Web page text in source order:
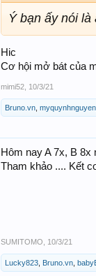
Ý bạn ấy nói
Hic
Cơ hội mở bát của
mimi52 10/3/21
Bruno.vn myquynhnguyen
Hôm nay A 7x, B 8x
Tham khảo .... Kết
SUMITOMO
10/3/21
Lucky823 Bruno.vn